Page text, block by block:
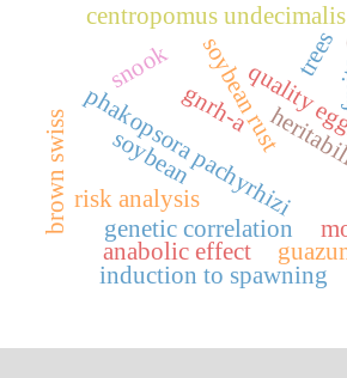
phakopsora pachyrhizi
soybean
soybean rust
risk analysis
brown swiss genetic correlation
centropomus undecimalis
snook
induction to spawning
gnrh-aquality
trees
anabolic effect